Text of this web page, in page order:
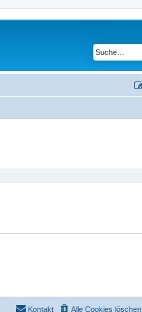
Alle Cookies löschen
Kontakt